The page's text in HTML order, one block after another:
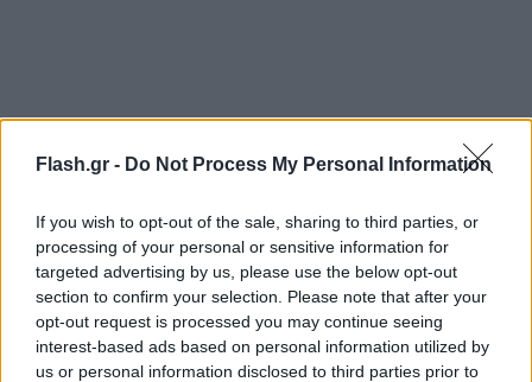
Flash.gr - Do Not Process My Personal Information
If you wish to opt-out of the sale, sharing to third parties, or
processing of your personal or sensitive information for
targeted advertising by us, please use the below opt-out
section to confirm your selection. Please note that after your
opt-out request is processed you may continue seeing
interest-based ads based on personal information utilized by
us or personal information disclosed to third parties prior to